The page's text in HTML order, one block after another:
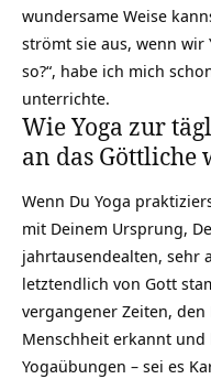
wundersame Weise
strömt sie aus, wenn wir
so?“, habe ich mich
unterrichte.
Wie Yoga zur
an das Göttliche
Wenn Du Yoga
mit Deinem Ursprung,
jahrtausendealten, sehr
letztendlich von Gott
vergangener Zeiten, den
Menschheit erkannt
Yogaübungen – sei es